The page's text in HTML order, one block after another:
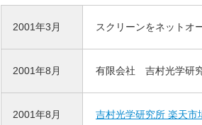
2001年3月 スクリーンをネットオ
2001年8月 有限会社 吉村光学研
2001年8月 吉村光学研究所 楽天市